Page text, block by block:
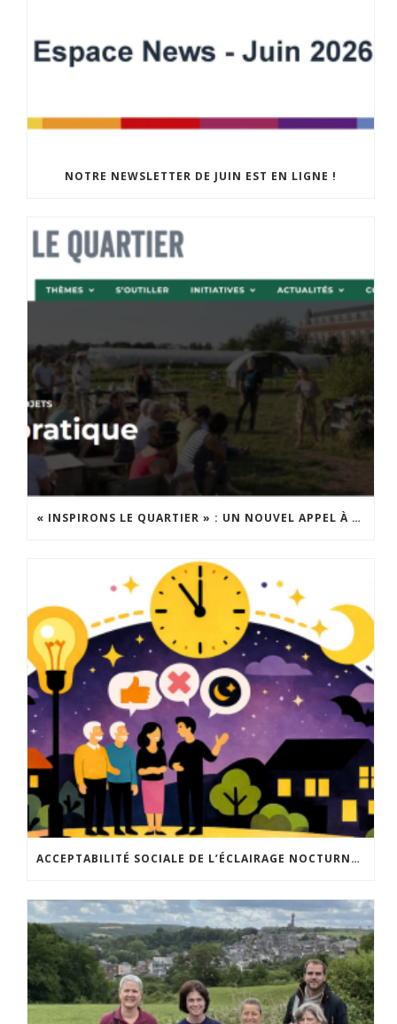
NOTRE NEWSLETTER DE JUIN EST EN LIGNE !
« INSPIRONS LE QUARTIER » : UN NOUVEL APPEL À PROJETS EST LANCÉ !
ACCEPTABILITÉ SOCIALE DE L’ÉCLAIRAGE NOCTURNE : LE REPLAY EST DISPONIBLE